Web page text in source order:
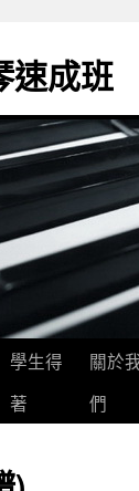
速成班
學生得
著
關於
們